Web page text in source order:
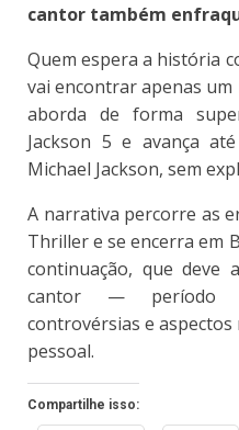
cantor também
Quem espera a história
vai encontrar apenas
aborda de forma
Jackson 5 e avança
Michael Jackson, sem
A narrativa percorre as
Thriller e se encerra em
continuação, que deve
cantor — período
controvérsias e aspectos
pessoal.
Compartilhe isso: